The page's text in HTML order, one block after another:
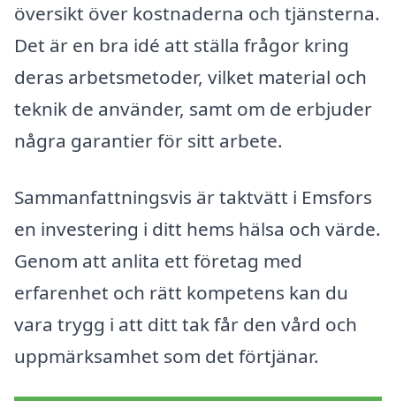
översikt över kostnaderna och tjänsterna.
Det är en bra idé att ställa frågor kring
deras arbetsmetoder, vilket material och
teknik de använder, samt om de erbjuder
några garantier för sitt arbete.
Sammanfattningsvis är taktvätt i Emsfors
en investering i ditt hems hälsa och värde.
Genom att anlita ett företag med
erfarenhet och rätt kompetens kan du
vara trygg i att ditt tak får den vård och
uppmärksamhet som det förtjänar.